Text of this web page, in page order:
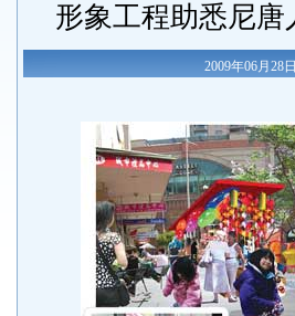
形象工程助悉尼
2009年06月28